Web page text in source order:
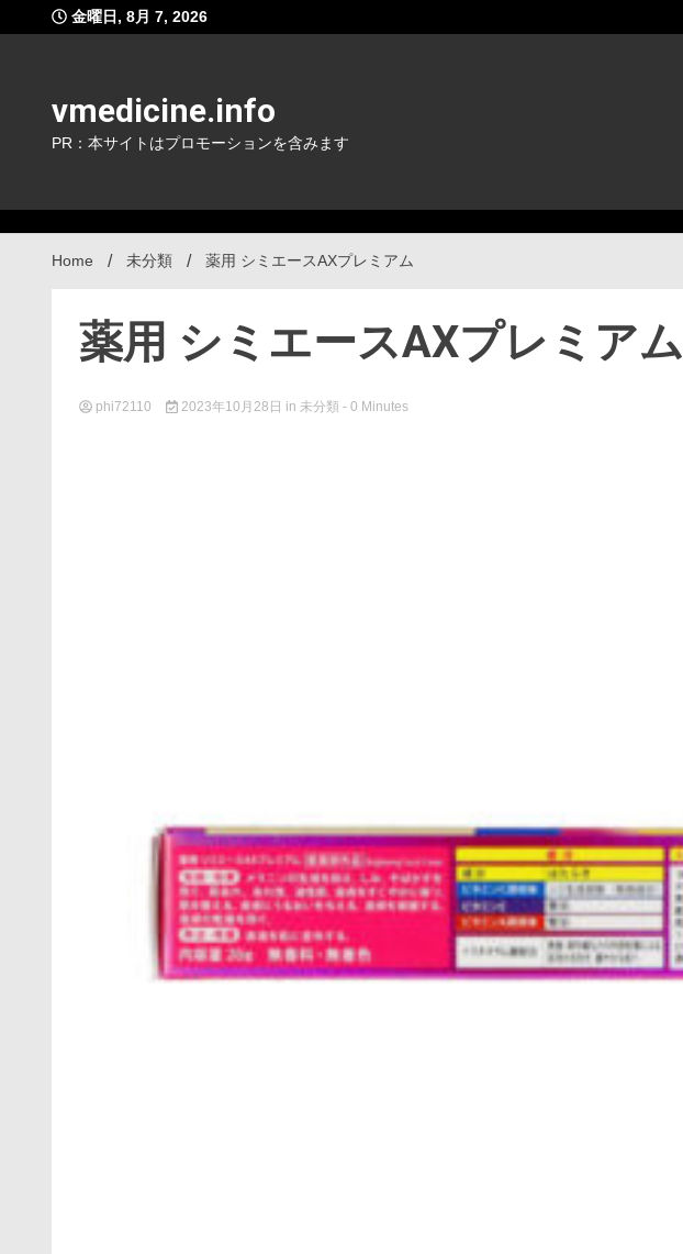
to
金曜日, 8月 7, 2026
vmedicine.info
PR：本サイトはプロモーションを含みます
Home 未分類 薬用 シミエースAXプレミアム
薬用 シミエースAXプレミアム
phi72110 2023年10月28日 in 未分類 - 0 Minutes